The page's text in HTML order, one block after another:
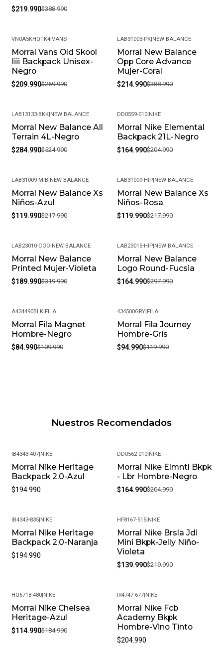
flexible. Queremos que tu experiencia de compra sea
húmedo y evita productos químicos fuertes.
Almacénalos en un lugar fresco y seco para prolongar
su vida útil.
ATENCIÓN: La imagen de referencia puede variar debido al
$219.990$388.990
-22%
VN0A5KHQTK4| VANS
Morral Vans Old Skool
Iiii Backpack Unisex-
Negro
$209.990$269.990
-45%
LAB31003-PK NEW BALANCE
Morral New Balance
Opp Core Advance
Mujer-Coral
$214.990$388.990
-46%
LAB13133-BKK| NEW BALANCE
Morral New Balance All
Terrain 4L-Negro
$284.990$524.990
-20%
DD0559-010 NIKE
Morral Nike Elemental
Backpack 21L-Negro
$164.990$204.990
-45%
LAB31009-MIB NEW BALANCE
Morral New Balance Xs
Niños-Azul
$119.990$217.990
-45%
LAB31009-HIP NEW BALANCE
Morral New Balance Xs
Niños-Rosa
$119.990$217.990
-41%
LAB23010-COO|NEW BALANCE
Morral New Balance
Printed Mujer-Violeta
$189.990$319.990
-45%
LAB23015-HIP|NEW BALANCE
Morral New Balance
Logo Round-Fucsia
$164.990$297.990
-23%
A434490BLK|FILA
Morral Fila Magnet
Hombre-Negro
$84.990$109.990
-21%
434500GRY|FILA
Morral Fila Journey
Hombre-Gris
$94.990$119.990
Nuestros Recomendados
IB4343-407| NIKE
Morral Nike Heritage
Backpack 2.0-Azul
$194.990
-20%
DD0562-010 NIKE
Morral Nike Elmntl Bkpk
- Lbr Hombre-Negro
$164.990$204.990
IB4343-835| NIKE
Morral Nike Heritage
Backpack 2.0-Naranja
$194.990
-36%
HF8167-515 NIKE
Morral Nike Brsla Jdi
Mini Bkpk-Jelly Niño-
Violeta
$139.990$219.990
-38%
HQ6718-480|NIKE
Morral Nike Chelsea
Heritage-Azul
$114.990$184.990
IR4747-677|NIKE
Morral Nike Fcb
Academy Bkpk
Hombre-Vino Tinto
$204.990